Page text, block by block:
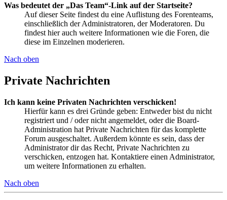
Was bedeutet der „Das Team“-Link auf der Startseite?
Auf dieser Seite findest du eine Auflistung des Forenteams,
einschließlich der Administratoren, der Moderatoren. Du
findest hier auch weitere Informationen wie die Foren, die
diese im Einzelnen moderieren.
Nach oben
Private Nachrichten
Ich kann keine Privaten Nachrichten verschicken!
Hierfür kann es drei Gründe geben: Entweder bist du nicht
registriert und / oder nicht angemeldet, oder die Board-
Administration hat Private Nachrichten für das komplette
Forum ausgeschaltet. Außerdem könnte es sein, dass der
Administrator dir das Recht, Private Nachrichten zu
verschicken, entzogen hat. Kontaktiere einen Administrator,
um weitere Informationen zu erhalten.
Nach oben